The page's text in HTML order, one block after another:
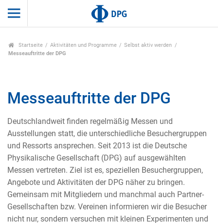
Startseite Aktivitäten und Programme
Selbst aktiv werden
Messeauftritte der DPG
Messeauftritte der DPG
Deutschlandweit finden regelmäßig Messen und
Ausstellungen statt, die unterschiedliche Besuchergruppen
und Ressorts ansprechen. Seit 2013 ist die Deutsche
Physikalische Gesellschaft (DPG) auf ausgewählten
Messen vertreten. Ziel ist es, speziellen Besuchergruppen,
Angebote und Aktivitäten der DPG näher zu bringen.
Gemeinsam mit Mitgliedern und manchmal auch Partner-
Gesellschaften bzw. Vereinen informieren wir die Besucher
nicht nur, sondern versuchen mit kleinen Experimenten und